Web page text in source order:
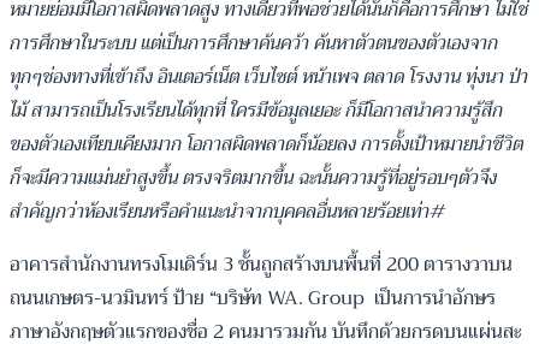
หมายย่อมมีโอกาสผิดพลาดสูง ทางเดียวที่พอช่วยได้นั้นก็คือการศึกษา ไม่ใช่
การศึกษาในระบบ แต่เป็นการศึกษาค้นคว้า ค้นหาตัวตนของตัวเองจาก
ทุกๆช่องทางที่เข้าถึง อินเตอร์เน็ต เว็บไซต์ หน้าเพจ ตลาด โรงงาน ทุ่งนา ป่า
ไม้ สามารถเป็นโรงเรียนได้ทุกที่ ใครมีข้อมูลเยอะ ก็มีโอกาสนำความรู้สึก
ของตัวเองเทียบเคียงมาก โอกาสผิดพลาดก็น้อยลง การตั้งเป้าหมายนำชีวิต
ก็จะมีความแม่นยำสูงขึ้น ตรงจริตมากขึ้น ฉะนั้นความรู้ที่อยู่รอบๆตัวจึง
สำคัญกว่าห้องเรียนหรือคำแนะนำจากบุคคลอื่นหลายร้อยเท่า#
อาคารสำนักงานทรงโมเดิร์น 3 ชั้นถูกสร้างบนพื้นที่ 200 ตารางวาบน
ถนนเกษตร-นวมินทร์ ป้าย “บริษัท WA. Group เป็นการนำอักษร
ภาษาอังกฤษตัวแรกของชื่อ 2 คนมารวมกัน บันทึกด้วยกรดบนแผ่นสะ